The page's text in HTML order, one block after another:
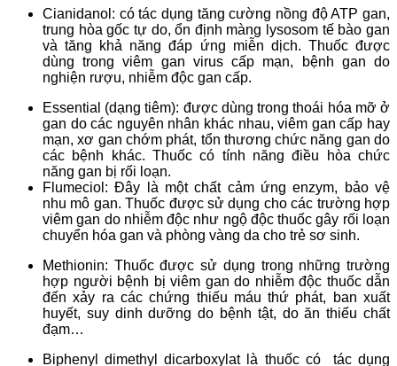
Cianidanol: có tác dụng tăng cường nồng độ ATP gan,
trung hòa gốc tự do, ổn định màng lysosom tế bào gan
và tăng khả năng đáp ứng miễn dịch. Thuốc được
dùng trong viêm gan virus cấp mạn, bệnh gan do
nghiện rượu, nhiễm độc gan cấp.
Essential (dạng tiêm): được dùng trong thoái hóa mỡ ở
gan do các nguyên nhân khác nhau, viêm gan cấp hay
mạn, xơ gan chớm phát, tổn thương chức năng gan do
các bệnh khác. Thuốc có tính năng điều hòa chức
năng gan bị rối loạn.
Flumeciol: Đây là một chất cảm ứng enzym, bảo vệ
nhu mô gan. Thuốc được sử dụng cho các trường hợp
viêm gan do nhiễm độc như ngộ độc thuốc gây rối loạn
chuyển hóa gan và phòng vàng da cho trẻ sơ sinh.
Methionin: Thuốc được sử dụng trong những trường
hợp người bệnh bị viêm gan do nhiễm độc thuốc dẫn
đến xảy ra các chứng thiếu máu thứ phát, ban xuất
huyết, suy dinh dưỡng do bệnh tật, do ăn thiếu chất
đạm…
Biphenyl dimethyl dicarboxylat là thuốc có tác dụng